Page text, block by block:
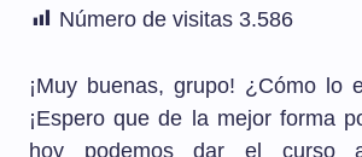
Número de visitas 3.586
¡Muy buenas, grupo! ¿Cómo lo
¡Espero que de la mejor forma
hoy podemos dar el curso